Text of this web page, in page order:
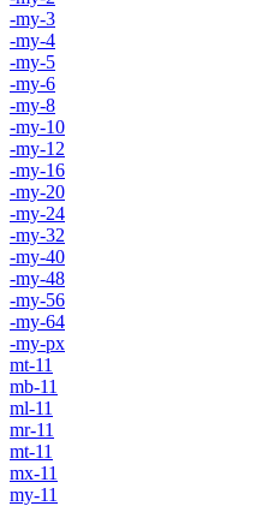
-my-3
-my-4
-my-5
-my-6
-my-8
-my-10
-my-12
-my-16
-my-20
-my-24
-my-32
-my-40
-my-48
-my-56
-my-64
-my-px
mt-11
mb-11
ml-11
mr-11
mt-11
mx-11
my-11